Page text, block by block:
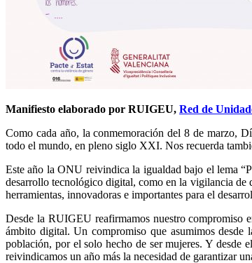
Manifiesto elaborado por RUIGEU, Red de
Como cada año, la conmemoración del 8 de marzo,
todo el mundo, en pleno siglo XXI. Nos recuerda
Este año la ONU reivindica la igualdad bajo el lema
desarrollo tecnológico digital, como en la vigilancia de
herramientas, innovadoras e importantes para el
Desde la RUIGEU reafirmamos nuestro compromiso
ámbito digital. Un compromiso que asumimos desde
población, por el solo hecho de ser mujeres. Y desde
reivindicamos un año más la necesidad de garantizar